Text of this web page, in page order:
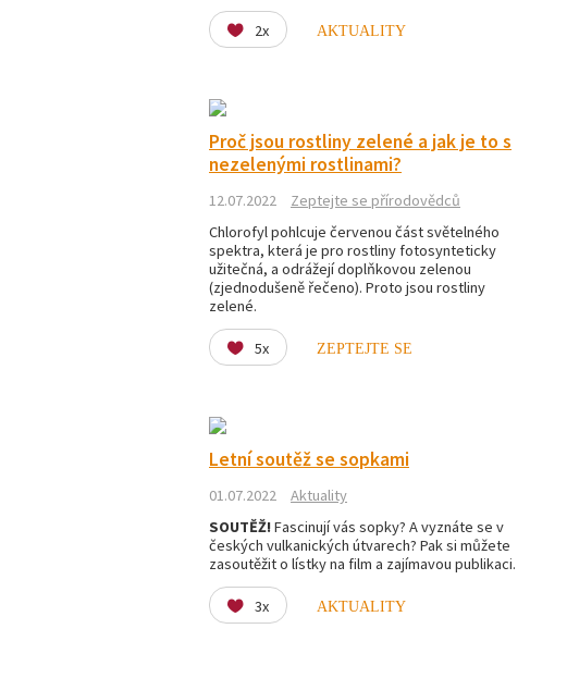
2x AKTUALITY
Proč jsou rostliny zelené a jak je to s
nezelenými rostlinami?
12.07.2022
Zeptejte se přírodovědců
Chlorofyl pohlcuje červenou část světelného
spektra, která je pro rostliny fotosynteticky
užitečná, a odrážejí doplňkovou zelenou
(zjednodušeně řečeno). Proto jsou rostliny
zelené.
5x ZEPTEJTE SE
Letní soutěž se sopkami
01.07.2022
Aktuality
SOUTĚŽ!Fascinují vás sopky? A vyznáte se v
českých vulkanických útvarech? Pak si můžete
zasoutěžit o lístky na film a zajímavou publikaci.
3x AKTUALITY